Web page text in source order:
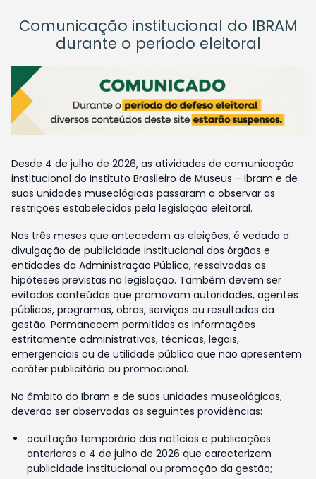
Comunicação institucional do IBRAM
durante o período eleitoral
Desde 4 de julho de 2026, as atividades de comunicação
institucional do Instituto Brasileiro de Museus – Ibram e de
suas unidades museológicas passaram a observar as
restrições estabelecidas pela legislação eleitoral.
Nos três meses que antecedem as eleições, é vedada a
divulgação de publicidade institucional dos órgãos e
entidades da Administração Pública, ressalvadas as
hipóteses previstas na legislação. Também devem ser
evitados conteúdos que promovam autoridades, agentes
públicos, programas, obras, serviços ou resultados da
gestão. Permanecem permitidas as informações
estritamente administrativas, técnicas, legais,
emergenciais ou de utilidade pública que não apresentem
caráter publicitário ou promocional.
No âmbito do Ibram e de suas unidades museológicas,
deverão ser observadas as seguintes providências:
ocultação temporária das notícias e publicações
anteriores a 4 de julho de 2026 que caracterizem
publicidade institucional ou promoção da gestão;